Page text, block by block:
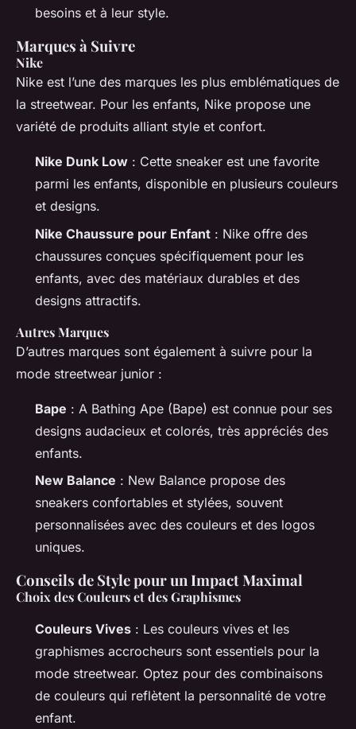
besoins et à leur style.
Marques à Suivre
Nike
Nike est l’une des marques les plus emblématiques de
la streetwear. Pour les enfants, Nike propose une
variété de produits alliant style et confort.
Nike Dunk Low : Cette sneaker est une favorite
parmi les enfants, disponible en plusieurs couleurs
et designs.
Nike Chaussure pour Enfant : Nike offre des
chaussures conçues spécifiquement pour les
enfants, avec des matériaux durables et des
designs attractifs.
Autres Marques
D’autres marques sont également à suivre pour la
mode streetwear junior :
Bape : A Bathing Ape (Bape) est connue pour ses
designs audacieux et colorés, très appréciés des
enfants.
New Balance : New Balance propose des
sneakers confortables et stylées, souvent
personnalisées avec des couleurs et des logos
uniques.
Conseils de Style pour un Impact Maximal
Choix des Couleurs et des Graphismes
Couleurs Vives : Les couleurs vives et les
graphismes accrocheurs sont essentiels pour la
mode streetwear. Optez pour des combinaisons
de couleurs qui reflètent la personnalité de votre
enfant.